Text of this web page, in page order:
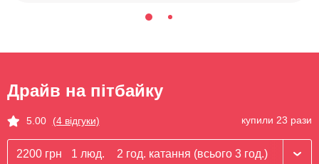
Драйв на пітбайку
5.00 (4 відгуки) купили 23 рази
2200 грн 1 люд. 2 год. катання (всього 3 год.)